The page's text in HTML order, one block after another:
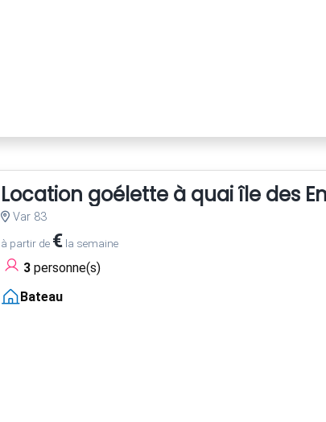
Location goélette à quai île des
Var 83
à partir de €la semaine
3personne(s)
Bateau